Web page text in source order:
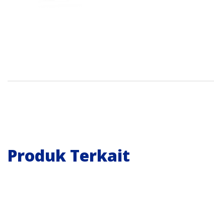
Produk Terkait